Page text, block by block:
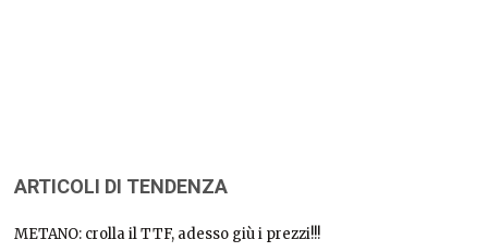
ARTICOLI DI TENDENZA
METANO: crolla il TTF, adesso giù i prezzi!!!